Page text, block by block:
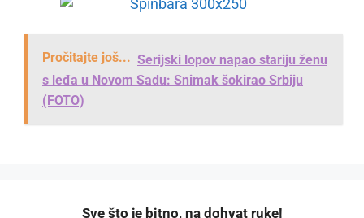
Pročitajte još... Serijski lopov napao stariju ženu
s leđa u Novom Sadu: Snimak šokirao Srbiju
(FOTO)
️Sve što je bitno, na dohvat ruke!